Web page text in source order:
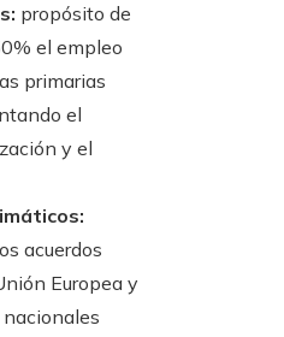
propósito de
el empleo
primarias
el
y el
acuerdos
Europea y